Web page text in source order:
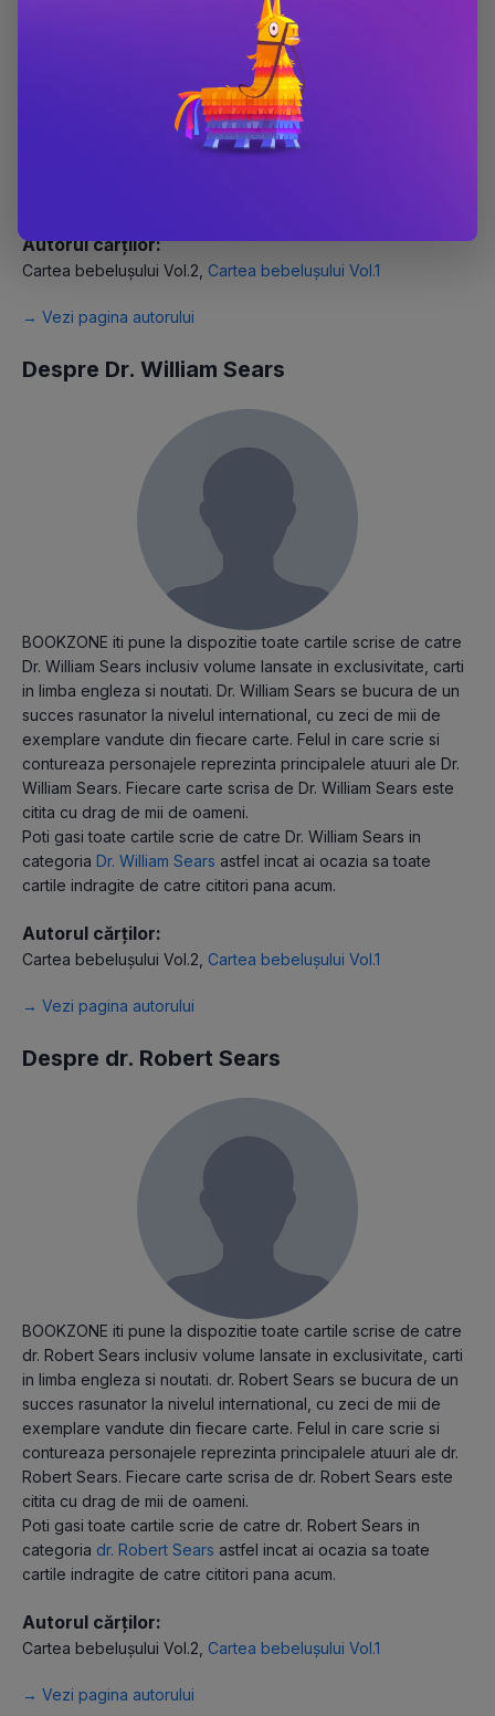
succes rasunator la nivelul international, cu zeci de mii de
exemplare vandute din fiecare carte. Felul in care scrie si
contureaza personajele reprezinta principalele atuuri ale dr.
James Sears. Fiecare carte scrisa de dr. James Sears este
citita cu drag de mii de oameni.
Poti gasi toate cartile scrie de catre dr. James Sears in
Autorul cărților:
Cartea bebelușului Vol.2 Cartea bebelușului Vol.1
→ Vezi pagina autorului
Despre Dr. William Sears
BOOKZONE iti pune la dispozitie toate cartile scrise de catre
Dr. William Sears inclusiv volume lansate in exclusivitate, carti
in limba engleza si noutati. Dr. William Sears se bucura de un
succes rasunator la nivelul international, cu zeci de mii de
exemplare vandute din fiecare carte. Felul in care scrie si
contureaza personajele reprezinta principalele atuuri ale Dr.
William Sears. Fiecare carte scrisa de Dr. William Sears este
citita cu drag de mii de oameni.
Poti gasi toate cartile scrie de catre Dr. William Sears in
categoria Dr. William Sears astfel incat ai ocazia sa toate
cartile indragite de catre cititori pana acum.
Autorul cărților:
Cartea bebelușului Vol.2 Cartea bebelușului Vol.1
→ Vezi pagina autorului
Despre dr. Robert Sears
BOOKZONE iti pune la dispozitie toate cartile scrise de catre
dr. Robert Sears inclusiv volume lansate in exclusivitate, carti
in limba engleza si noutati. dr. Robert Sears se bucura de un
succes rasunator la nivelul international, cu zeci de mii de
exemplare vandute din fiecare carte. Felul in care scrie si
contureaza personajele reprezinta principalele atuuri ale dr.
Robert Sears. Fiecare carte scrisa de dr. Robert Sears este
citita cu drag de mii de oameni.
Poti gasi toate cartile scrie de catre dr. Robert Sears in
categoria dr. Robert Sears astfel incat ai ocazia sa toate
cartile indragite de catre cititori pana acum.
Autorul cărților:
Cartea bebelușului Vol.2 Cartea bebelușului Vol.1
→ Vezi pagina autorului